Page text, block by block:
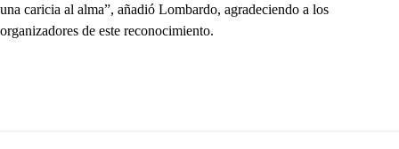
una caricia al alma”, añadió Lombardo, agradeciendo a los
organizadores de este reconocimiento.